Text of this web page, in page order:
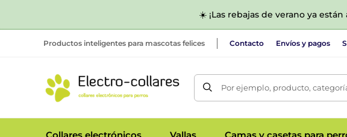
☀️ ¡Las rebajas de verano ya
Productos inteligentes para mascotas felices Contacto Envíos y pagos
Por ejemplo, producto,
Collares electrónicos Vallas Camas y casetas para